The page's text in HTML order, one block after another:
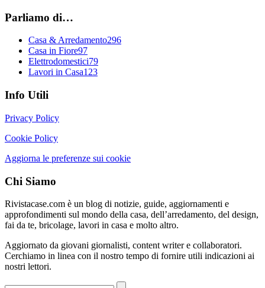
Parliamo di…
Casa & Arredamento296
Casa in Fiore97
Elettrodomestici79
Lavori in Casa123
Info Utili
Privacy Policy
Cookie Policy
Aggiorna le preferenze sui cookie
Chi Siamo
Rivistacase.com è un blog di notizie, guide, aggiornamenti e
approfondimenti sul mondo della casa, dell’arredamento, del design,
fai da te, bricolage, lavori in casa e molto altro.
Aggiornato da giovani giornalisti, content writer e collaboratori.
Cerchiamo in linea con il nostro tempo di fornire utili indicazioni ai
nostri lettori.